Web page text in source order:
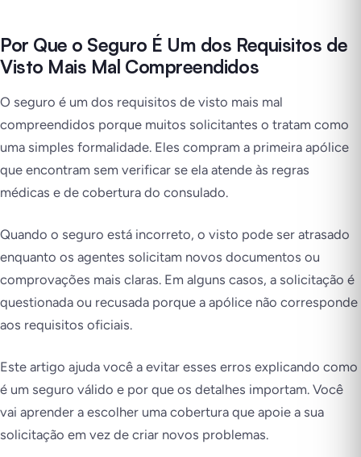
Por Que o Seguro É Um dos Requisitos de
Visto Mais Mal Compreendidos
O seguro é um dos requisitos de visto mais mal
compreendidos porque muitos solicitantes o tratam como
uma simples formalidade. Eles compram a primeira apólice
que encontram sem verificar se ela atende às regras
médicas e de cobertura do consulado.
Quando o seguro está incorreto, o visto pode ser atrasado
enquanto os agentes solicitam novos documentos ou
comprovações mais claras. Em alguns casos, a solicitação é
questionada ou recusada porque a apólice não corresponde
aos requisitos oficiais.
Este artigo ajuda você a evitar esses erros explicando como
é um seguro válido e por que os detalhes importam. Você
vai aprender a escolher uma cobertura que apoie a sua
solicitação em vez de criar novos problemas.